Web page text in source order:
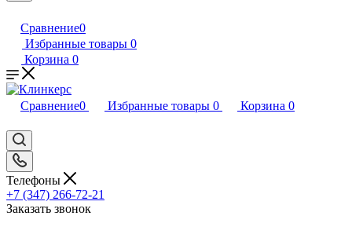
Сравнение0
Избранные товары 0
Корзина 0
Сравнение0 Избранные товары 0 Корзина 0
Телефоны
+7 (347) 266-72-21
Заказать звонок